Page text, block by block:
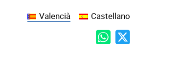
Valencià Castellano